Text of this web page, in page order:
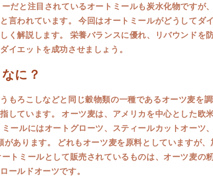
だと注目されているオートミールも炭水化物ですが
言われています。 今回はオートミールがどうしてダ
く解説します。 栄養バランスに優れ、リバウンドを
イエットを成功させましょう。
に？
もろこしなどと同じ穀物類の一種であるオーツ麦を
しています。 オーツ麦は、アメリカを中心とした欧
ールにはオートグローツ、スティールカットオーツ
があります。 どれもオーツ麦を原料としていますが
トミールとして販売されているものは、オーツ麦の
ールドオーツです。